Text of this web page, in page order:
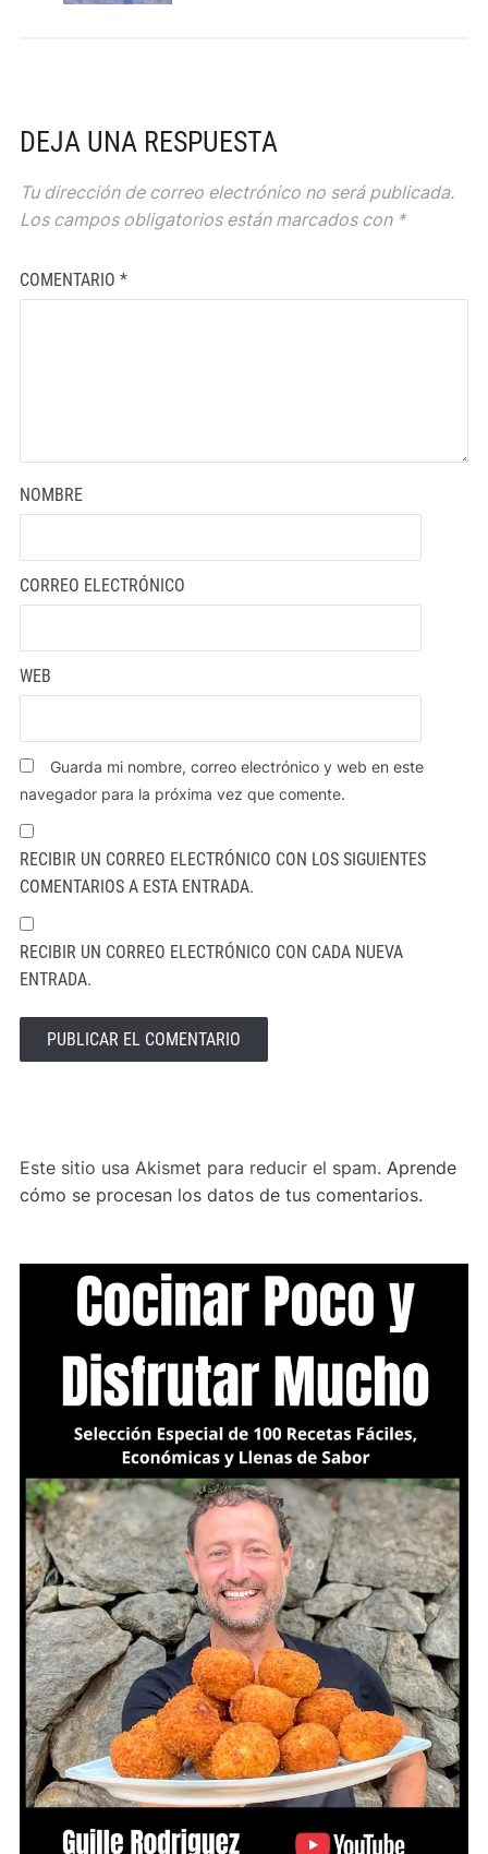
DEJA UNA RESPUESTA
Tu dirección de correo electrónico no será publicada.
Los campos obligatorios están marcados con *
COMENTARIO *
NOMBRE
CORREO ELECTRÓNICO
WEB
Guarda mi nombre, correo electrónico y web en este
navegador para la próxima vez que comente.
RECIBIR UN CORREO ELECTRÓNICO CON LOS SIGUIENTES
COMENTARIOS A ESTA ENTRADA.
RECIBIR UN CORREO ELECTRÓNICO CON CADA NUEVA
ENTRADA.
Este sitio usa Akismet para reducir el spam. Aprende
cómo se procesan los datos de tus comentarios.